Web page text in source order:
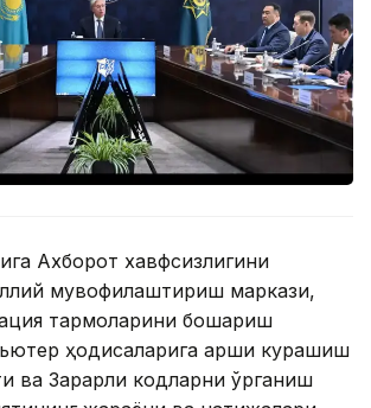
Ахборот хавфсизлигини
мувофиқлаштириш маркази,
тармоқларини бошқариш
ҳодисаларига қарши курашиш
ва Зарарли кодларни ўрганиш